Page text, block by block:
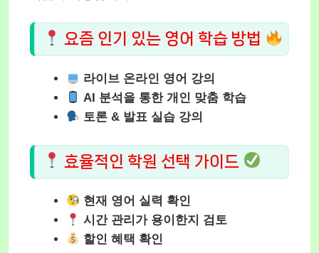
요즘 인기 있는 영어 학습 방법
라이브 온라인 영어 강의
AI 분석을 통한 개인 맞춤 학습
토론 & 발표 실습 강의
효율적인 학원 선택 가이드
현재 영어 실력 확인
시간 관리가 용이한지 검토
할인 혜택 확인